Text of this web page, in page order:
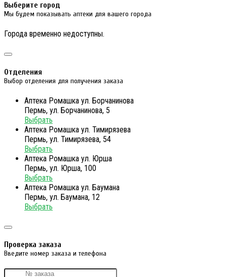
Выберите город
Мы будем показывать аптеки для вашего города
Города временно недоступны.
Отделения
Выбор отделения для получения заказа
Аптека Ромашка ул. Борчанинова
Пермь, ул. Борчанинова, 5
Выбрать
Аптека Ромашка ул. Тимирязева
Пермь, ул. Тимирязева, 54
Выбрать
Аптека Ромашка ул. Юрша
Пермь, ул. Юрша, 100
Выбрать
Аптека Ромашка ул. Баумана
Пермь, ул. Баумана, 12
Выбрать
Проверка заказа
Введите номер заказа и телефона